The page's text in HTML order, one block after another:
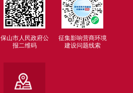
保山市人民政府公
报二维码
征集影响营商环境
建设问题线索